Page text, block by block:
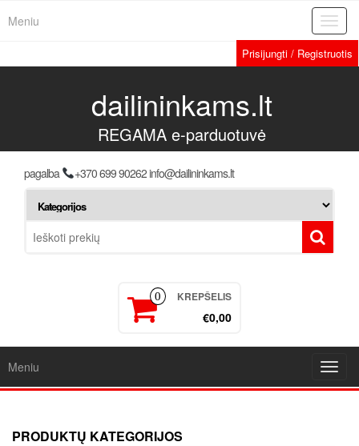
Meniu
Prisijungti / Registruotis
dailininkams.lt
REGAMA e-parduotuvė
pagalba +370 699 90262 info@dailininkams.lt
0 KREPŠELIS
€0,00
Meniu
PRODUKTŲ KATEGORIJOS